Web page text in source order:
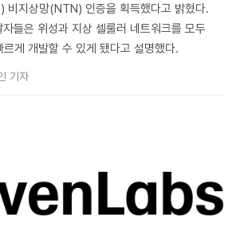
비지상망(NTN) 인증을 획득했다고 밝혔다.
들은 위성과 지상 셀룰러 네트워크를 모두
게 개발할 수 있게 됐다고 설명했다.
기자